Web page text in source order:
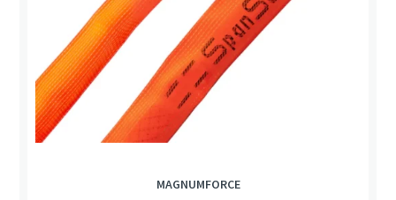
MAGNUMFORCE